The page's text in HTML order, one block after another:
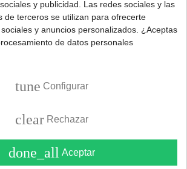
recarga gas refrigerante ecológico
100% orgánico para sistemas de A/C.
gas Freeze 32:
350g x 5 botellas = 1750g
1000ml.
y publicidad. Las redes sociales y las
de terceros se utilizan para ofrecerte
y anuncios personalizados. ¿Aceptas
de datos personales
tune Configurar
clear Rechazar
done_all Aceptar